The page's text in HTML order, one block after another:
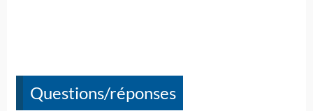
Questions/réponses